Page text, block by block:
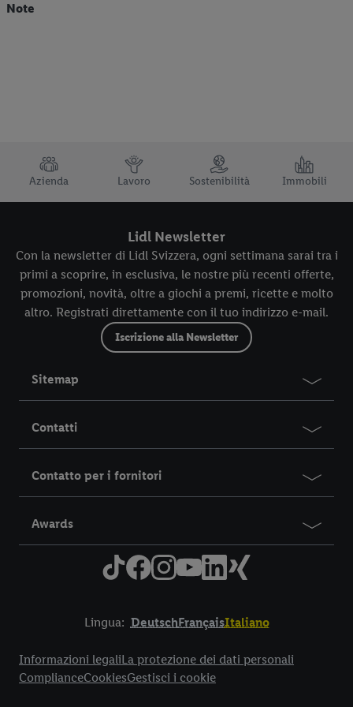
Note
TRUSTBAR
Azienda Lavoro Sostenibilità Immobili
Lidl Newsletter
Con la newsletter di Lidl Svizzera, ogni settimana sarai tra i
primi a scoprire, in esclusiva, le nostre più recenti offerte,
promozioni, novità, oltre a giochi a premi, ricette e molto
altro. Registrati direttamente con il tuo indirizzo e-mail.
Iscrizione alla Newsletter
Sitemap
Contatti
Contatto per i fornitori
Awards
Lingua: DeutschFrançaisItaliano
Informazioni legaliLa protezione dei dati personali
ComplianceCookiesGestisci i cookie